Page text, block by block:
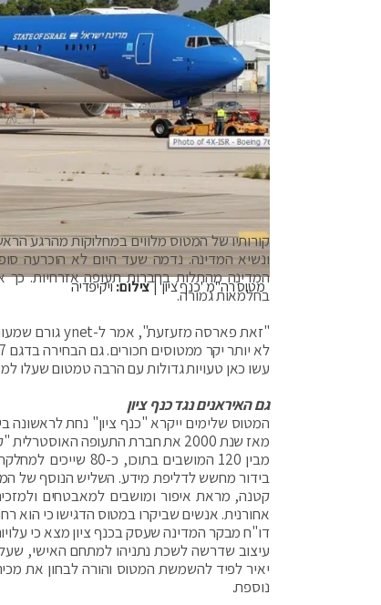
מטוס רה"מ 'כנף ציון' | צילום:ויקיפדיה
ונשיא המדינה. נדמה שעד היום לא הוכרעה
המדינה מהתלות בחברות תעופה אזרחיות.
בחלמאות גמורה.
עשו כאן טעויות גדולות עם הרבה טמטום שעלו
גם האיראנים נגד כנף ציון
מאז שנת 2000 את חברת התעופה האוסטרלית "קוואנטס".
מבין 120 המושבים
בידור מחשש לדליפת מידע. השליש הנוסף של
קטנה, מראת איפור ומושבים למאבטחים
אחורנית. אנשים שביקרו במטוס הדגישו כי הוא
דו"ח מבקר המדינה שעסק בכנף ציון מצא כי
יאיר לפיד להשמשת המטוס והורה לבחון את
נוספת.